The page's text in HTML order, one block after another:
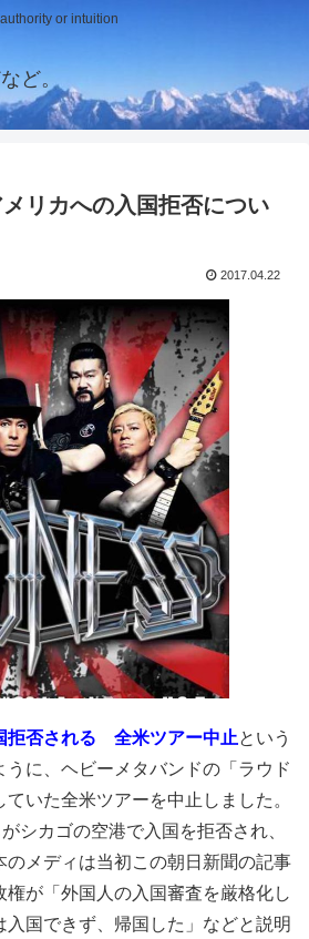
or intuition
ど。
リカへの入国拒否につい
2017.04.22
拒否される 全米ツアー中止という
に、ヘビーメタバンドの「ラウド
いた全米ツアーを中止しました。
シカゴの空港で入国を拒否され、
のメディは当初この朝日新聞の記事
が「外国人の入国審査を厳格化し
入国できず、帰国した」などと説明